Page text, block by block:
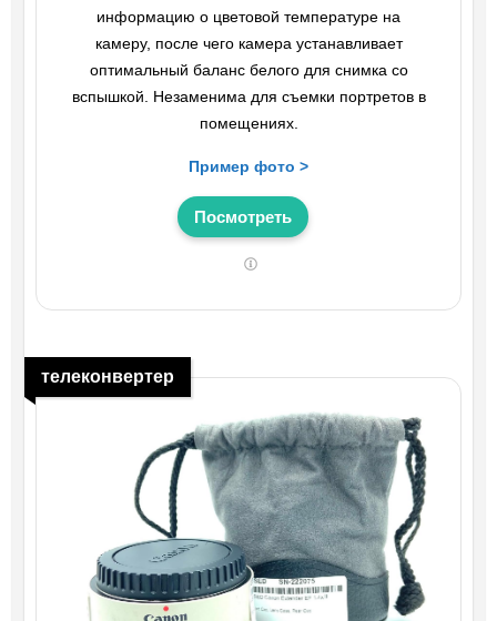
информацию о цветовой температуре на
камеру, после чего камера устанавливает
оптимальный баланс белого для снимка со
вспышкой. Незаменима для съемки портретов в
помещениях.
Пример фото >
Посмотреть
телеконвертер